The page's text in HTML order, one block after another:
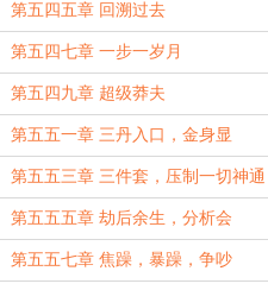
第五四五章 回溯过去
第五四七章 一步一岁月
第五四九章 超级莽夫
第五五一章 三丹入口，金身显
第五五三章 三件套，压制一切神通
第五五五章 劫后余生，分析会
第五五七章 焦躁，暴躁，争吵